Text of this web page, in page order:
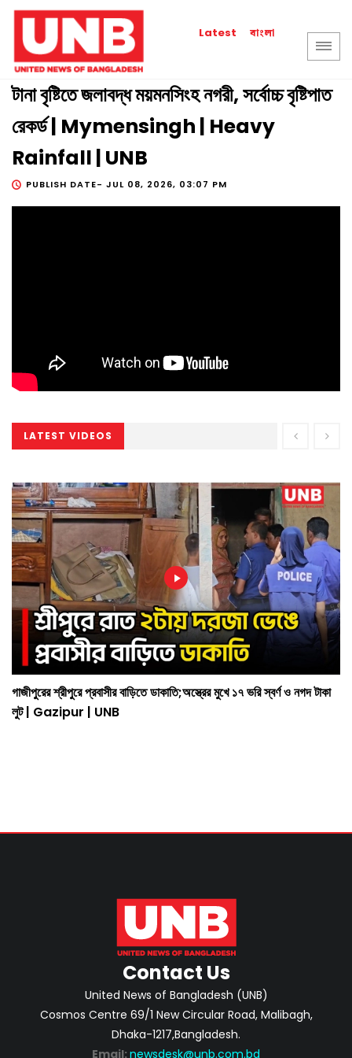
Latest বাংলা
টানা বৃষ্টিতে জলাবদ্ধ ময়মনসিংহ নগরী, সর্বোচ্চ বৃষ্টিপাত
রেকর্ড | Mymensingh | Heavy
Rainfall | UNB
PUBLISH DATE- JUL 08, 2026, 03:07 PM
LATEST VIDEOS
গাজীপুরের শ্রীপুরে প্রবাসীর বাড়িতে ডাকাতি;অস্ত্রের মুখে ১৭ ভরি স্বর্ণ ও নগদ টাকা
লুট | Gazipur | UNB
Contact Us
United News of Bangladesh (UNB)
Cosmos Centre 69/1 New Circular Road, Malibagh,
Dhaka-1217,Bangladesh.
Email: newsdesk@unb.com.bd